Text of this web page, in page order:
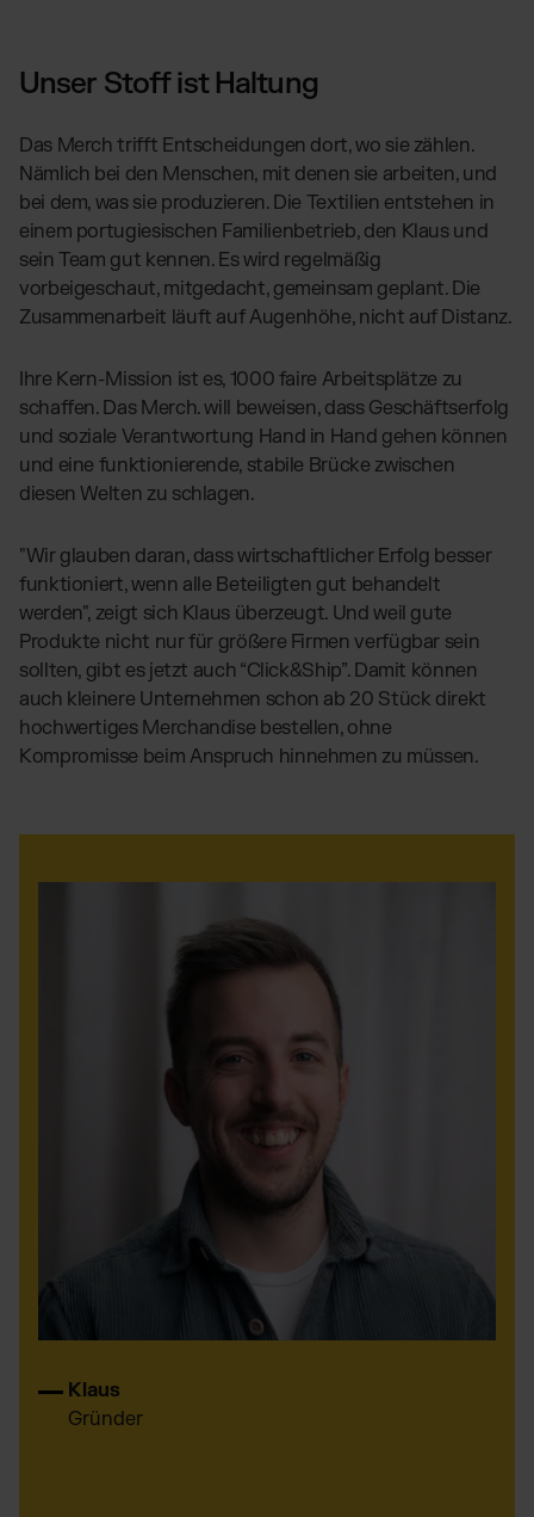
Unser Stoff ist Haltung
Das Merch trifft Entscheidungen dort, wo sie zählen.
Nämlich bei den Menschen, mit denen sie arbeiten, und
bei dem, was sie produzieren. Die Textilien entstehen in
einem portugiesischen Familienbetrieb, den Klaus und
sein Team gut kennen. Es wird regelmäßig
vorbeigeschaut, mitgedacht, gemeinsam geplant. Die
Zusammenarbeit läuft auf Augenhöhe, nicht auf Distanz.
Ihre Kern-Mission ist es, 1000 faire Arbeitsplätze zu
schaffen. Das Merch. will beweisen, dass Geschäftserfolg
und soziale Verantwortung Hand in Hand gehen können
und eine funktionierende, stabile Brücke zwischen
diesen Welten zu schlagen.
"Wir glauben daran, dass wirtschaftlicher Erfolg besser
funktioniert, wenn alle Beteiligten gut behandelt
werden", zeigt sich Klaus überzeugt. Und weil gute
Produkte nicht nur für größere Firmen verfügbar sein
sollten, gibt es jetzt auch “Click&Ship”. Damit können
auch kleinere Unternehmen schon ab 20 Stück direkt
hochwertiges Merchandise bestellen, ohne
Kompromisse beim Anspruch hinnehmen zu müssen.
Klaus
Gründer